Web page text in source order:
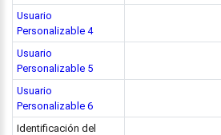
Usuario
Personalizable 4
Usuario
Personalizable 5
Usuario
Personalizable 6
Identificación del